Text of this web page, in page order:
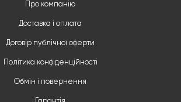
Про компанію
Доставка і оплата
Договір публічної оферти
Політика конфіденційності
Обмін і повернення